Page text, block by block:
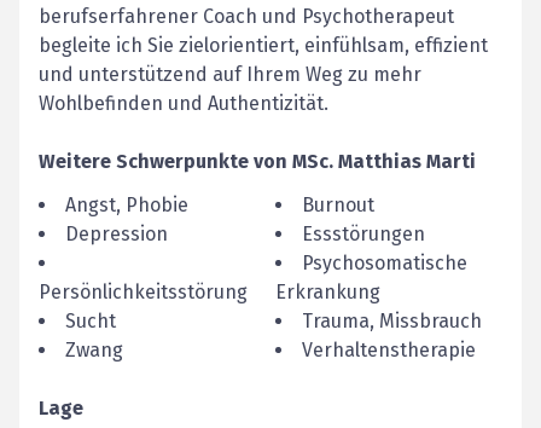
berufserfahrener Coach und Psychotherapeut
begleite ich Sie zielorientiert, einfühlsam, effizient
und unterstützend auf Ihrem Weg zu mehr
Wohlbefinden und Authentizität.
Weitere Schwerpunkte von MSc. Matthias Marti
Angst, Phobie
Burnout
Depression
Essstörungen
Persönlichkeitsstörung
Psychosomatische
Erkrankung
Sucht
Trauma, Missbrauch
Zwang
Verhaltenstherapie
Lage